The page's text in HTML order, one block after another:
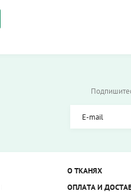
О ТКАНЯХ
ОПЛАТА И